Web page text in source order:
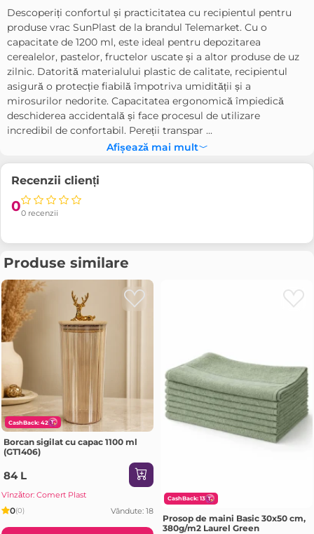
Descoperiți confortul și practicitatea cu recipientul pentru
produse vrac SunPlast de la brandul Telemarket. Cu o
capacitate de 1200 ml, este ideal pentru depozitarea
cerealelor, pastelor, fructelor uscate și a altor produse de uz
zilnic. Datorită materialului plastic de calitate, recipientul
asigură o protecție fiabilă împotriva umidității și a
mirosurilor nedorite. Capacitatea ergonomică împiedică
deschiderea accidentală și face procesul de utilizare
incredibil de confortabil. Pereții transpar ...
Afișează mai mult
Recenzii clienți
00 recenzii
Produse similare
CashBack: 42
Borcan sigilat cu capac 1100 ml
(GT1406)
84 L
Vînzător: Comert Plast
0(0) Vândute: 18
CashBack: 13
Prosop de maini Basic 30x50 cm,
380g/m2 Laurel Green